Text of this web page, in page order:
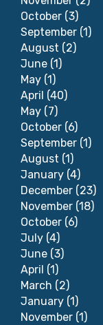
October (3)
September (1)
August (2)
June (1)
May (1)
April (40)
May (7)
October (6)
September (1)
August (1)
January (4)
December (23)
November (18)
October (6)
July (4)
June (3)
April (1)
March (2)
January (1)
November (1)